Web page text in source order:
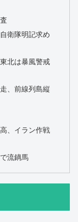
衛隊明記求め
北は暴風警戒
、前線列島縦
、イラン作戦
流鏑馬